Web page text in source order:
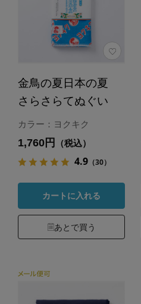
金鳥の夏日本の夏
さらさらてぬぐい
カラー：ヨクキク
1,760円 （税込）
4.9（30）
カートに入れる
あとで買う